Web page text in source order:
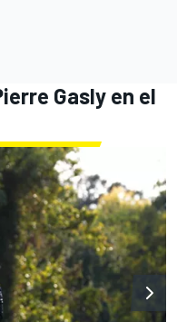
Gasly en el